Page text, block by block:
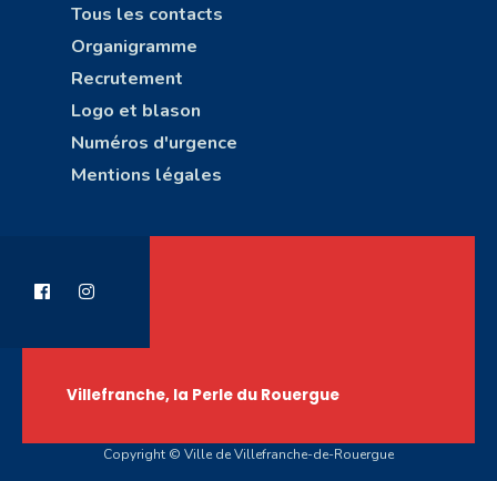
Tous les contacts
Organigramme
Recrutement
Logo et blason
Numéros d'urgence
Mentions légales
Villefranche, la Perle du Rouergue
Copyright © Ville de Villefranche-de-Rouergue